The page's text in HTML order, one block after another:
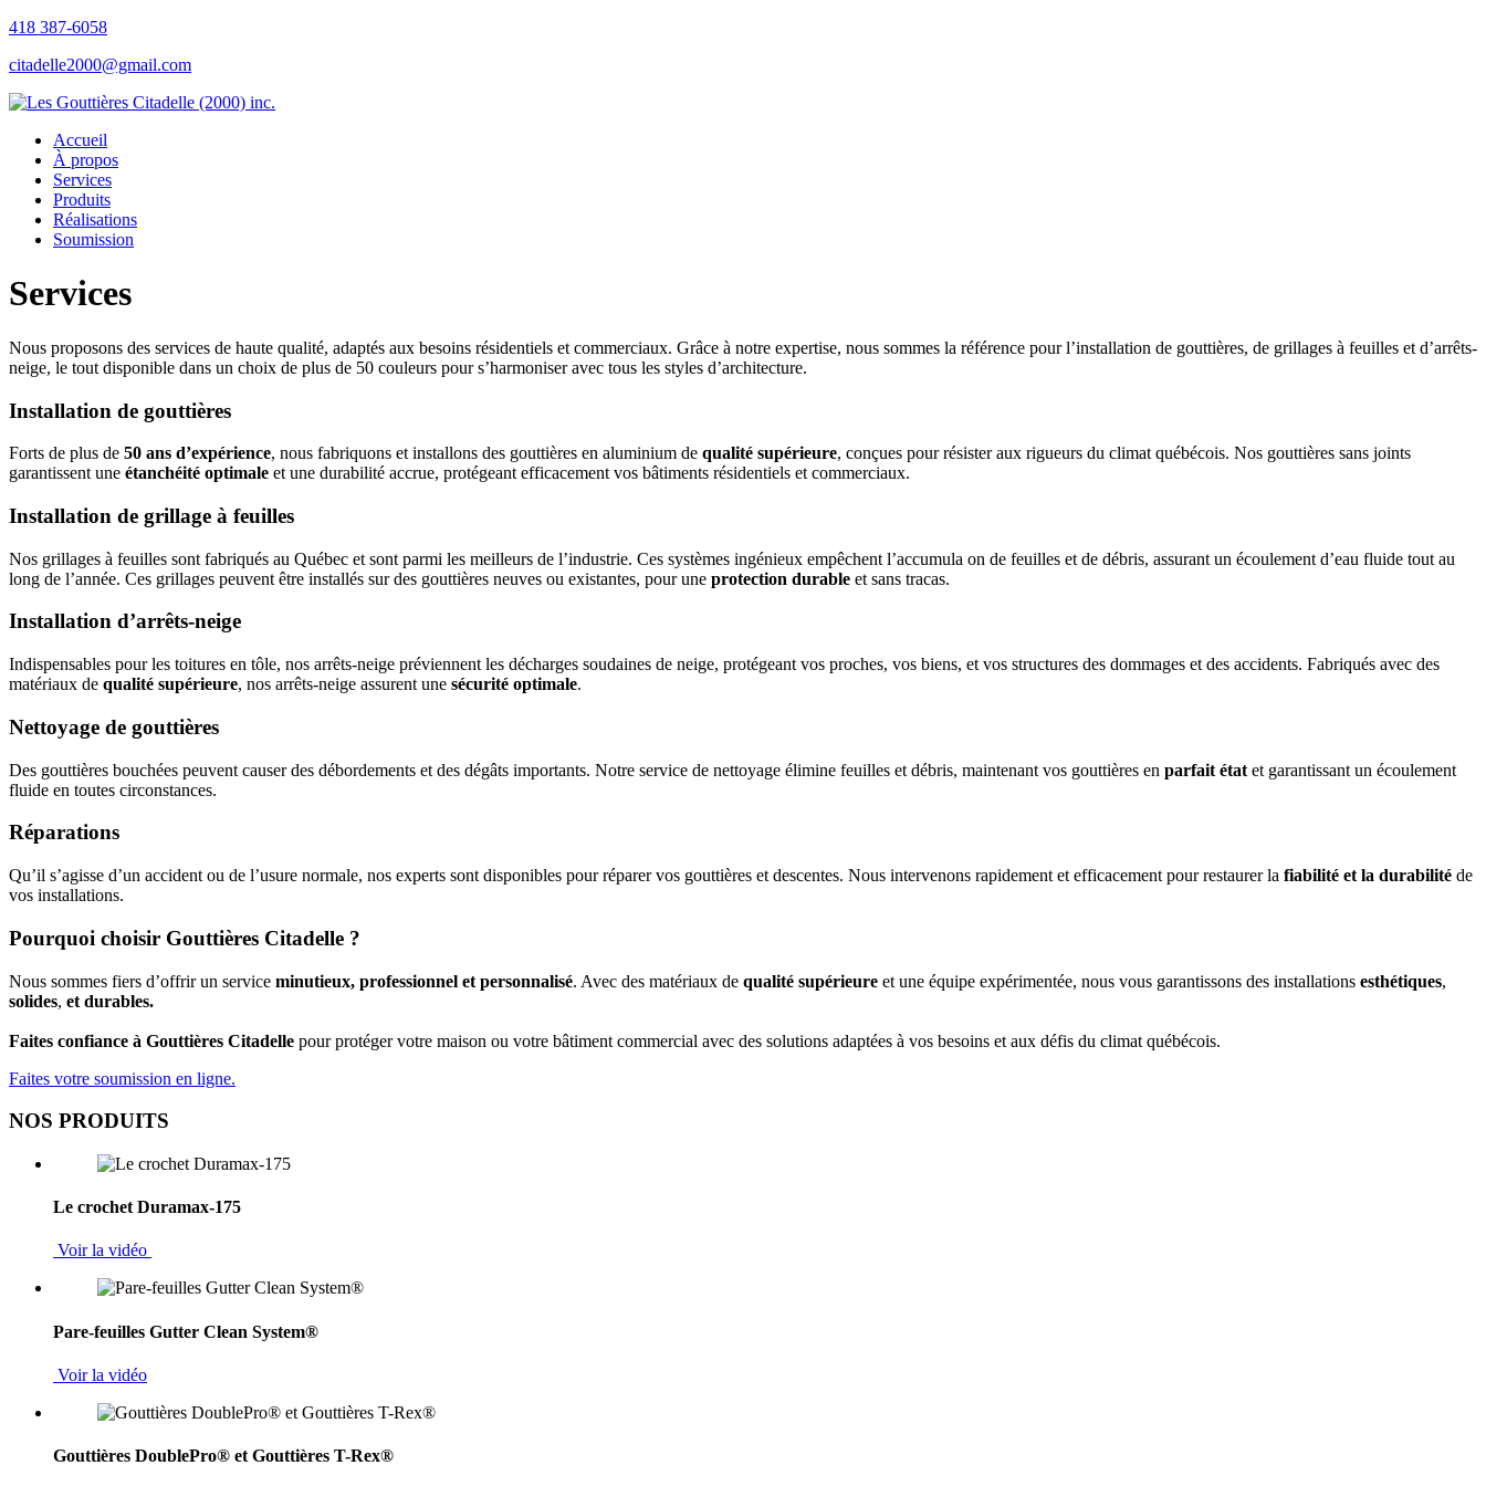
418 387-6058
citadelle2000@gmail.com
Accueil
À propos
Services
Produits
Réalisations
Soumission
Services
Nous proposons des services de haute qualité, adaptés aux besoins résidentiels et commerciaux. Grâce à notre expertise, nous sommes la référence pour l’installation de gouttières, de grillages à feuilles et d’arrêts-
neige, le tout disponible dans un choix de plus de 50 couleurs pour s’harmoniser avec tous les styles d’architecture.
Installation de gouttières
Forts de plus de 50 ans d’expérience, nous fabriquons et installons des gouttières en aluminium de qualité supérieure, conçues pour résister aux rigueurs du climat québécois. Nos gouttières sans joints
garantissent une étanchéité optimale et une durabilité accrue, protégeant efficacement vos bâtiments résidentiels et commerciaux.
Installation de grillage à feuilles
Nos grillages à feuilles sont fabriqués au Québec et sont parmi les meilleurs de l’industrie. Ces systèmes ingénieux empêchent l’accumula on de feuilles et de débris, assurant un écoulement d’eau fluide tout au
long de l’année. Ces grillages peuvent être installés sur des gouttières neuves ou existantes, pour une protection durable et sans tracas.
Installation d’arrêts-neige
Indispensables pour les toitures en tôle, nos arrêts-neige préviennent les décharges soudaines de neige, protégeant vos proches, vos biens, et vos structures des dommages et des accidents. Fabriqués avec des
matériaux de qualité supérieure, nos arrêts-neige assurent une sécurité optimale.
Nettoyage de gouttières
Des gouttières bouchées peuvent causer des débordements et des dégâts importants. Notre service de nettoyage élimine feuilles et débris, maintenant vos gouttières en parfait état et garantissant un écoulement
fluide en toutes circonstances.
Réparations
Qu’il s’agisse d’un accident ou de l’usure normale, nos experts sont disponibles pour réparer vos gouttières et descentes. Nous intervenons rapidement et efficacement pour restaurer la fiabilité et la durabilité de
vos installations.
Pourquoi choisir Gouttières Citadelle ?
Nous sommes fiers d’offrir un service minutieux, professionnel et personnalisé. Avec des matériaux de qualité supérieure et une équipe expérimentée, nous vous garantissons des installations esthétiques,
solides, et durables.
Faites confiance à Gouttières Citadelle pour protéger votre maison ou votre bâtiment commercial avec des solutions adaptées à vos besoins et aux défis du climat québécois.
Faites votre soumission en ligne.
NOS PRODUITS
Le crochet Duramax-175
Voir la vidéo
Pare-feuilles Gutter Clean System®
Voir la vidéo
Gouttières DoublePro® et Gouttières T-Rex®